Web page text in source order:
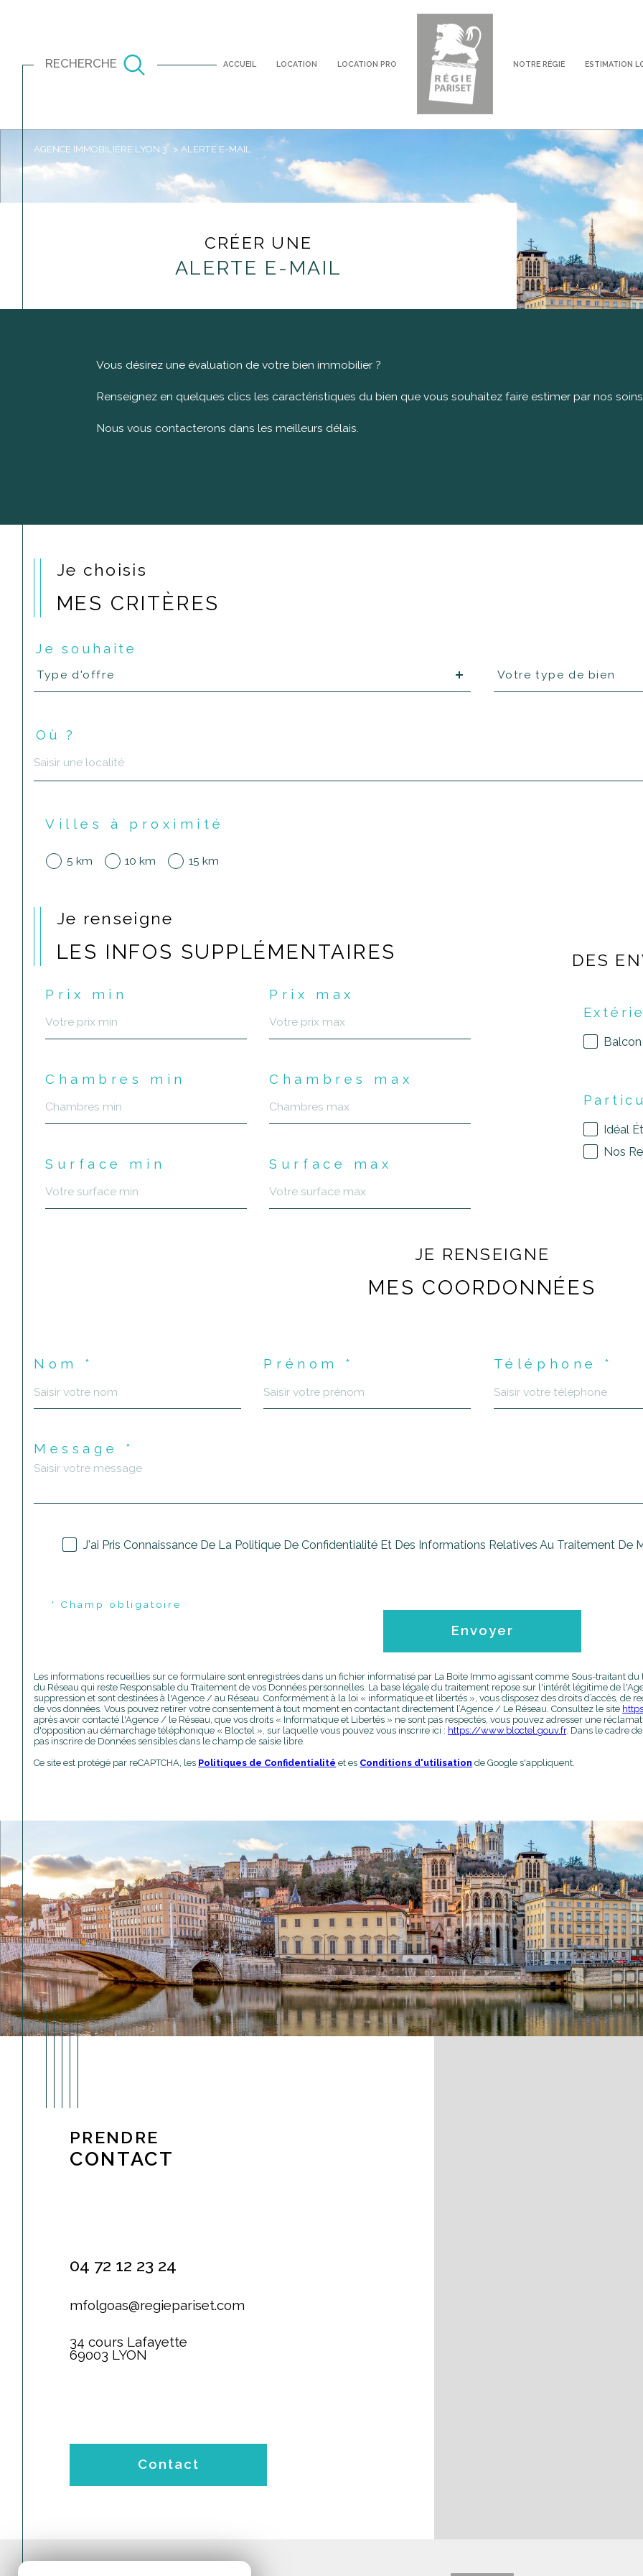
ACCUEIL LOCATION LOCATION PRO NOTRE RÉGIE ESTIMATION
RECHERCHE
Estimer
TYPE DE BIEN
voir les0annonces
AGENCE IMMOBILIÈRE LYON 3 ALERTE E-MAIL
CRÉER UNE
ALERTE E-MAIL
Vous désirez une évaluation de votre bien immobilier ?
Renseignez en quelques clics les caractéristiques du bien que vous souhaitez faire estimer par nos
Nous vous contacterons dans les meilleurs délais.
Je choisis
MES CRITÈRES
Je souhaite
d'offre
Type d'offre
d'offre
Votre type de bien
Où ?
Villes à proximité
5 km 10 km 15 km
Je renseigne
LES INFOS SUPPLÉMENTAIRES
Prix min Prix max
Chambres min Chambres max
Surface min Surface max
DES
Balcon
Idéal
Nos
JE RENSEIGNE
MES COORDONNÉES
Nom * Prénom * Téléphone *
Message *
J'ai Pris Connaissance De La Politique De Confidentialité Et Des Informations Relatives Au Traitement De
* Champ obligatoire
Envoyer
Les informations recueillies sur ce formulaire sont enregistrées dans un fichier informatisé par La Boite Immo agissant comme Sous-traitant
du Réseau qui reste Responsable du Traitement de vos Données personnelles. La base légale du traitement repose sur l'intérêt légitime de
suppression et sont destinées à l'Agence / au Réseau. Conformément à la loi « informatique et libertés », vous disposez des droits d’accès, de
de vos données. Vous pouvez retirer votre consentement à tout moment en contactant directement l’Agence / Le Réseau. Consultez le site
après avoir contacté l'Agence / le Réseau, que vos droits « Informatique et Libertés » ne sont pas respectés, vous pouvez adresser une
d'opposition au démarchage téléphonique « Bloctel », sur laquelle vous pouvez vous inscrire ici : https://www.bloctel.gouv.fr. Dans le cadre
pas inscrire de Données sensibles dans le champ de saisie libre.
Ce site est protégé par reCAPTCHA, les Politiques de Confidentialité et es Conditions d'utilisation de Google s'appliquent.
PRENDRE
CONTACT
04 72 12 23 24
mfolgoas@regiepariset.com
34 cours Lafayette
69003 LYON
Contact